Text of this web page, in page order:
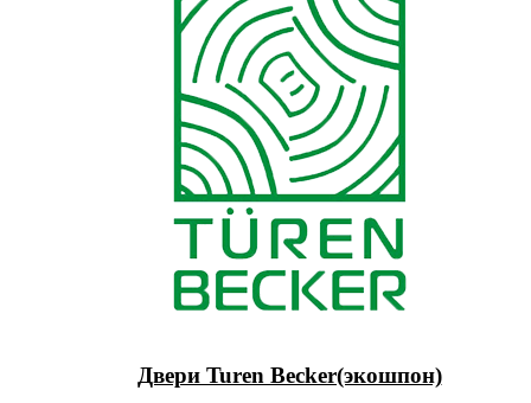
Двери Turen Becker(экошпон)